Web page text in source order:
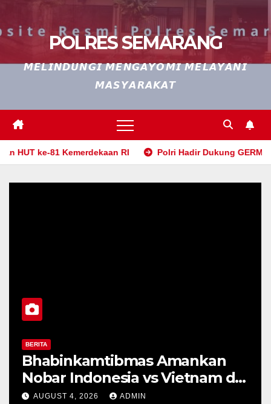
POLRES SEMARANG
𝙈𝙀𝙇𝙄𝙉𝘿𝙐𝙉𝙂𝙄 𝙈𝙀𝙉𝙂𝘼𝙔𝙊𝙈𝙄 𝙈𝙀𝙇𝘼𝙔𝘼𝙉𝙄
𝙈𝘼𝙎𝙔𝘼𝙍𝘼𝙆𝘼𝙏
ke-81 Kemerdekaan RI Polri Hadir Dukung GERMAS,
BERITA
Bhabinkamtibmas Amankan
Nobar Indonesia vs Vietnam di
Alun-Alun Bung Karno,
AUGUST 4, 2026 ADMIN